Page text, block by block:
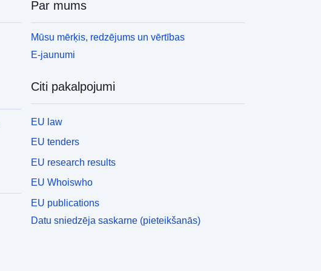
Par mums
Mūsu mērķis, redzējums un vērtības
E-jaunumi
Citi pakalpojumi
EU law
EU tenders
EU research results
EU Whoiswho
EU publications
Datu sniedzēja saskarne (pieteikšanās)